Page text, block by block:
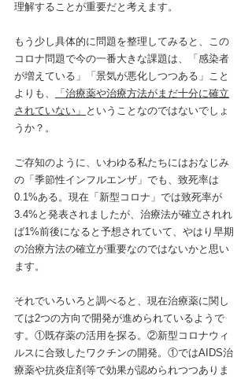
理解することが重要だと考えます。
もう少し具体的に問題を整理してみると、この
コロナ問題で今の一番大きな課題は、「感染者
が増えている」「景気が悪化しつつある」こと
よりも、
「治療薬や治療方法がまだ十分に確立
されていない」 ということなのではないでしょ
うか？。
ご存知のように、いわゆる私たちにはおなじみ
の「季節性インフルエンザ」でも、致死率は
0.1%ある。現在「新型コロナ」では致死率が
3.4%と発表されましたが、治療法が確立されれ
ば1%前後になると予想されていて、やはり早期
の治療方法の確立が重要なのではないかと思い
ます。
それでいろいろと調べると、現在治療薬に関し
ては2つの方向で開発が進められているようで
す。①既存薬の活用を探る。②新型コロナウィ
ルスに合致したワクチンの開発。①ではAIDS治
療薬や抗炎症剤等で効果が認められつつありま